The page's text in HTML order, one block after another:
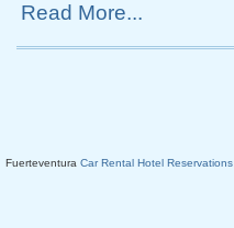
Read More...
Fuerteventura Car Rental Hotel Reservations